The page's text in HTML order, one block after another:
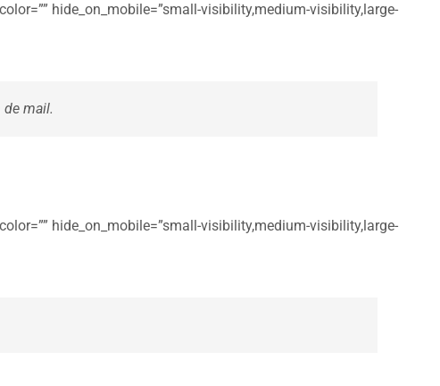
hide_on_mobile=”small-visibility,medium-visibility,large-
mail.
hide_on_mobile=”small-visibility,medium-visibility,large-